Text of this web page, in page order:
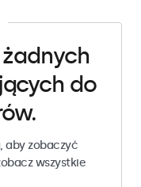
do
aby zobaczyć
wszystkie